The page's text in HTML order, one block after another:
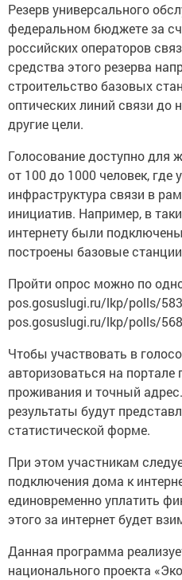
Резерв универсального
федеральном бюджете за
российских операторов
средства этого резерва
строительство базовых
оптических линий связи до
другие цели.
Голосование доступно для
от 100 до 1000 человек, где
инфраструктура связи в
инициатив. Например, в
интернету были
построены базовые
Пройти опрос можно по
pos.gosuslugi.ru/lkp/polls/
pos.gosuslugi.ru/lkp/polls/
Чтобы участвовать в
авторизоваться на портале
проживания и точный
результаты будут
статистической форме.
При этом участникам
подключения дома к
единовременно уплатить
этого за интернет будет
Данная программа
национального проекта